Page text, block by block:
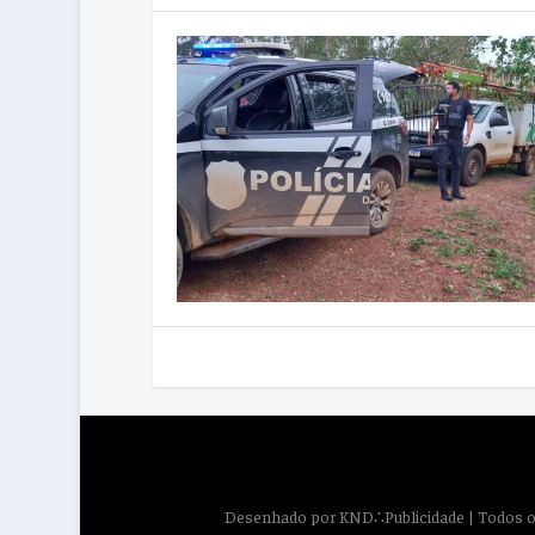
Desenhado porKND∴Publicidade | Todos